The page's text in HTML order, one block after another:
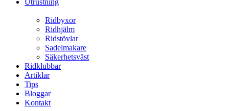
Utrustning
Ridbyxor
Ridhjälm
Ridstövlar
Sadelmakare
Säkerhetsväst
Ridklubbar
Artiklar
Tips
Bloggar
Kontakt